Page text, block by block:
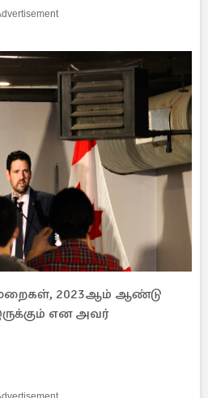
2023ஆம் ஆண்டு
என அவர்